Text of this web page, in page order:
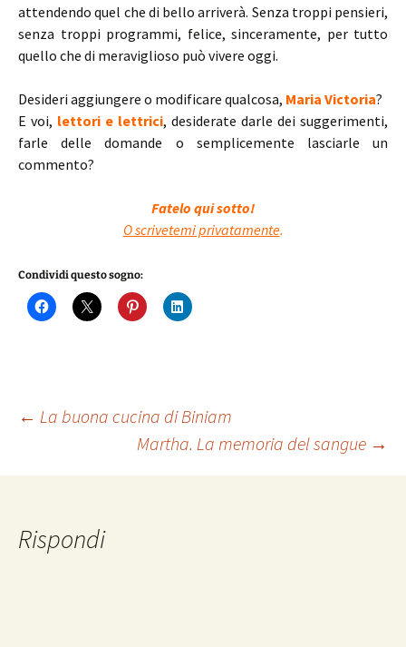
attendendo quel che di bello arriverà. Senza troppi pensieri,
senza troppi programmi, felice, sinceramente, per tutto
quello che di meraviglioso può vivere oggi.
Desideri aggiungere o modificare qualcosa, Maria Victoria?
E voi, lettori e lettrici, desiderate darle dei suggerimenti,
farle delle domande o semplicemente lasciarle un
commento?
Fatelo qui sotto!
O scrivetemi privatamente.
Condividi questo sogno:
Navigazione
articolo
← La buona cucina di Biniam
Martha. La memoria del sangue →
Rispondi